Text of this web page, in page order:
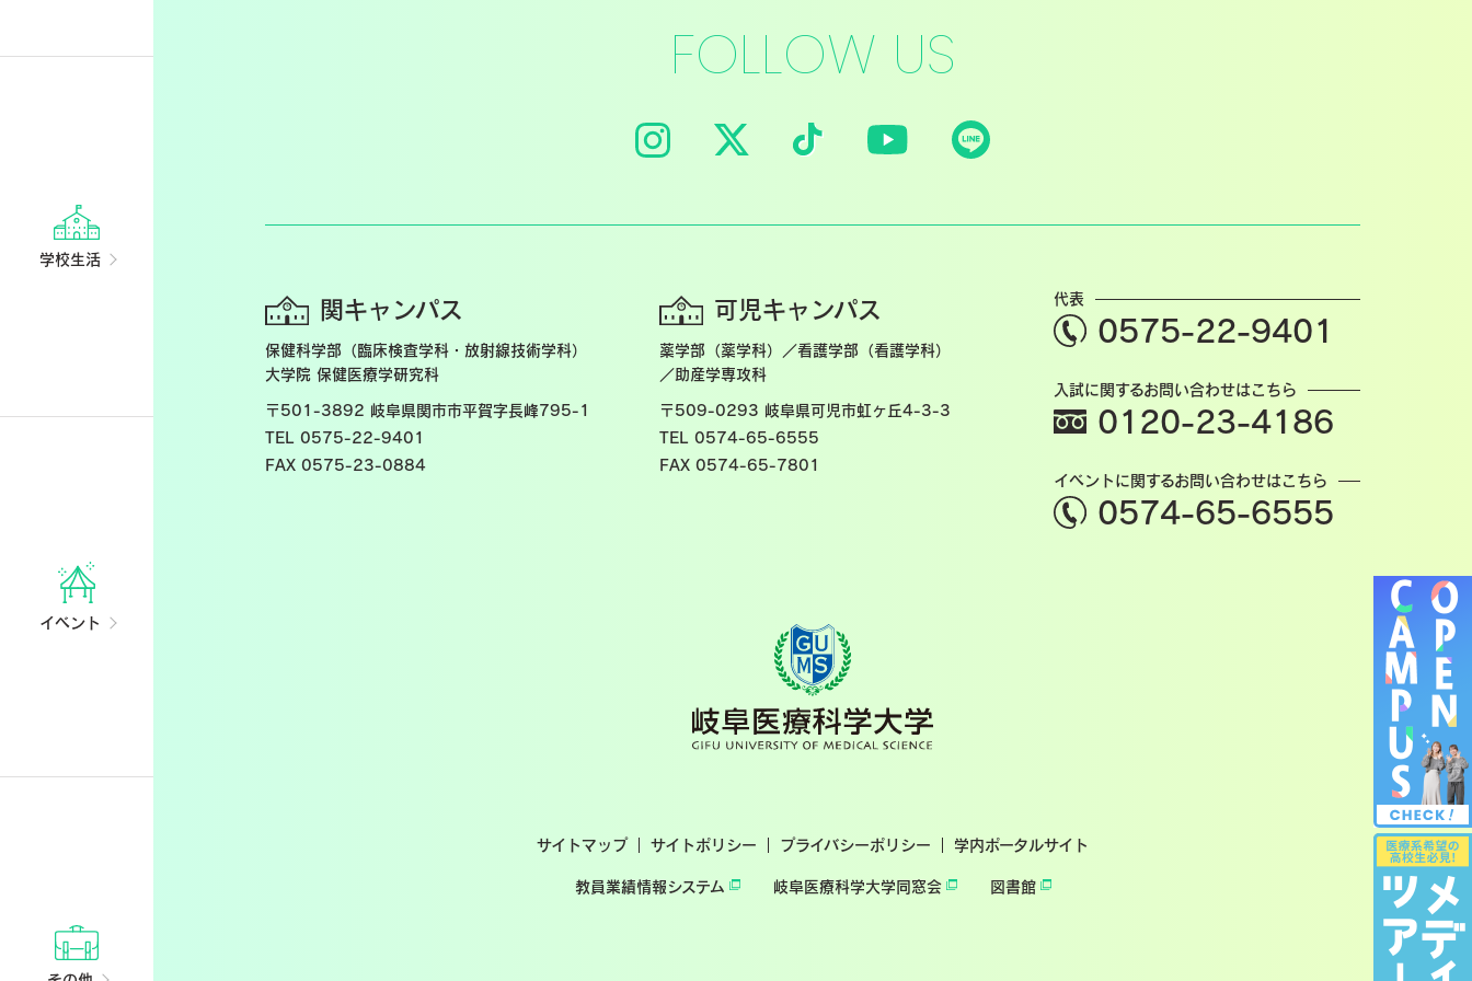
学校生活
イベント
FOLLOW US
関キャンパス
保健科学部（臨床検査学科・放射線技術学科）
大学院 保健医療学研究科
〒501-3892 岐阜県関市市平賀字長峰795-1
TEL 0575-22-9401
FAX 0575-23-0884
可児キャンパス
薬学部（薬学科）／看護学部（看護学科）
／助産学専攻科
〒509-0293 岐阜県可児市虹ヶ丘4-3-3
TEL 0574-65-6555
FAX 0574-65-7801
代表
0575-22-9401
入試に関するお問い合わせはこちら
0120-23-4186
イベントに関するお問い合わせはこちら
0574-65-6555
サイトマップ サイトポリシー プライバシーポリシー 学内ポータルサイト
教員業績情報システム 岐阜医療科学大学同窓会 図書館